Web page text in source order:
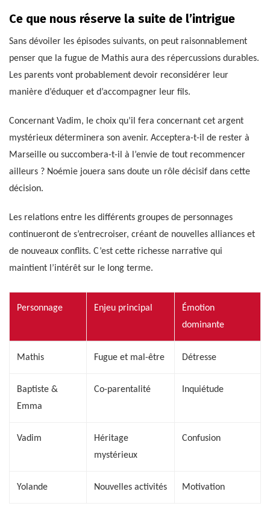
Ce que nous réserve la suite de l’intrigue
Sans dévoiler les épisodes suivants, on peut raisonnablement
penser que la fugue de Mathis aura des répercussions durables.
Les parents vont probablement devoir reconsidérer leur
manière d’éduquer et d’accompagner leur fils.
Concernant Vadim, le choix qu’il fera concernant cet argent
mystérieux déterminera son avenir. Acceptera-t-il de rester à
Marseille ou succombera-t-il à l’envie de tout recommencer
ailleurs ? Noémie jouera sans doute un rôle décisif dans cette
décision.
Les relations entre les différents groupes de personnages
continueront de s’entrecroiser, créant de nouvelles alliances et
de nouveaux conflits. C’est cette richesse narrative qui
maintient l’intérêt sur le long terme.
Personnage Enjeu principal
Émotion
dominante
Mathis Fugue et mal-être Détresse
Baptiste &
Emma
Co-parentalité Inquiétude
Vadim
Héritage
mystérieux
Confusion
Yolande Nouvelles activités Motivation